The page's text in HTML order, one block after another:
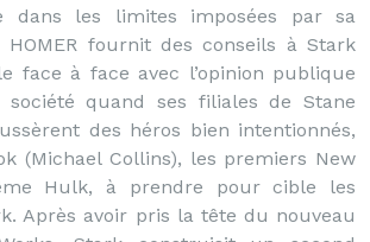
dans les limites imposées par sa
HOMER fournit des conseils à Stark
face à face avec l’opinion publique
quand ses filiales de Stane
des héros bien intentionnés,
(Michael Collins), les premiers New
Hulk, à prendre pour cible les
Après avoir pris la tête du nouveau